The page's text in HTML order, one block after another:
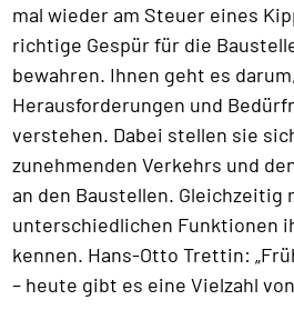
mal wieder am Steuer eines
richtige Gespür für die
bewahren. Ihnen geht es
Herausforderungen und
verstehen. Dabei stellen sie
zunehmenden Verkehrs und
an den Baustellen. Gleichzeitig
unterschiedlichen Funktionen
kennen. Hans-Otto Trettin:
– heute gibt es eine Vielzahl